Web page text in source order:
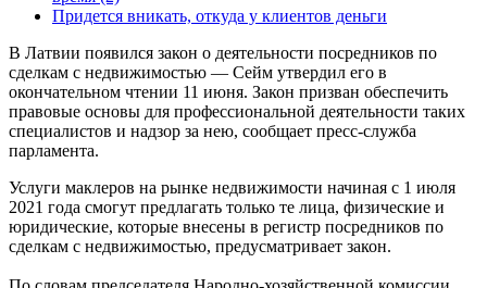
Придется вникать, откуда у клиентов деньги
В Латвии появился закон о деятельности посредников по
сделкам с недвижимостью — Сейм утвердил его в
окончательном чтении 11 июня. Закон призван обеспечить
правовые основы для профессиональной деятельности таких
специалистов и надзор за нею, сообщает пресс-служба
парламента.
Услуги маклеров на рынке недвижимости начиная с 1 июля
2021 года смогут предлагать только те лица, физические и
юридические, которые внесены в регистр посредников по
сделкам с недвижимостью, предусматривает закон.